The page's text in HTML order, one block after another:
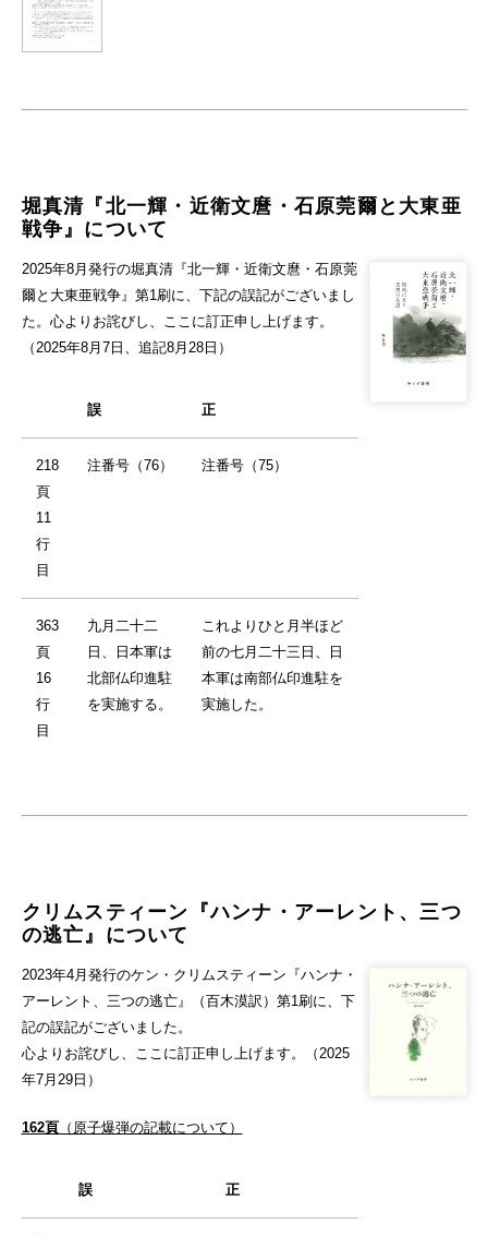
堀真清『北一輝・近衛文麿・石原莞爾と大東亜
戦争』について
2025年8月発行の堀真清『北一輝・近衛文麿・石原莞
爾と大東亜戦争』第1刷に、下記の誤記がございまし
た。心よりお詫びし、ここに訂正申し上げます。
（2025年8月7日、追記8月28日）
誤 正
218
頁
11
行
目
注番号（76） 注番号（75）
363
頁
16
行
目
九月二十二
日、日本軍は
北部仏印進駐
を実施する。
これよりひと月半ほど
前の七月二十三日、日
本軍は南部仏印進駐を
実施した。
クリムスティーン『ハンナ・アーレント、三つ
の逃亡』について
2023年4月発行のケン・クリムスティーン『ハンナ・
アーレント、三つの逃亡』（百木漠訳）第1刷に、下
記の誤記がございました。
心よりお詫びし、ここに訂正申し上げます。（2025
年7月29日）
162頁（原子爆弾の記載について）
誤 正